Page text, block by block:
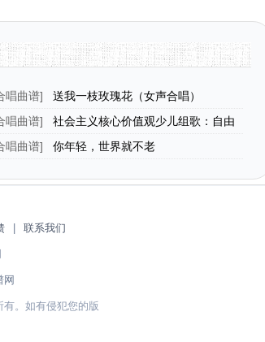
唱曲谱]
送我一枝玫瑰花（女声合唱）
唱曲谱]
社会主义核心价值观少儿组歌：自由
正谱）
唱曲谱] 你年轻，世界就不老
联系我们
网
。如有侵犯您的版